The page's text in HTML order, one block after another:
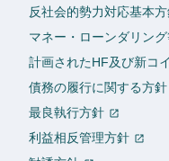
反社会的勢力対応基本
マネー・ローンダリン
計画されたHF及び新コ
債務の履行に関する方針
最良執行方針
利益相反管理方針